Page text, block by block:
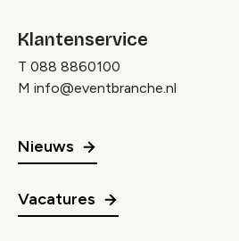
Klantenservice
T 088 8860100
M info@eventbranche.nl
Nieuws
Vacatures